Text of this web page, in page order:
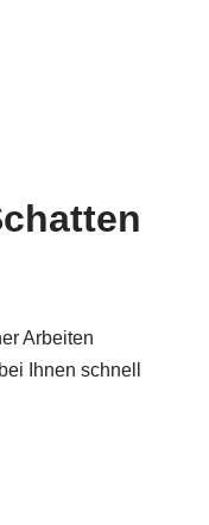
Arbeiten
Ihnen schnell